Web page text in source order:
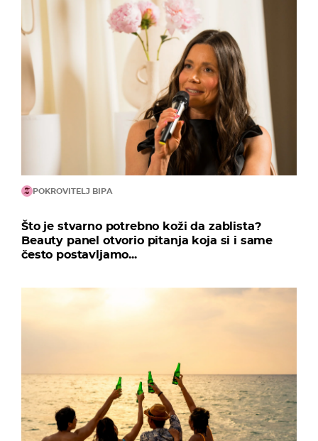
POKROVITELJ BIPA
Što je stvarno potrebno koži da zablista?
Beauty panel otvorio pitanja koja si i same
često postavljamo...